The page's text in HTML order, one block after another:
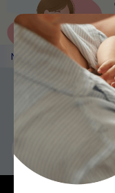
Nestlé Baby &me
Еще